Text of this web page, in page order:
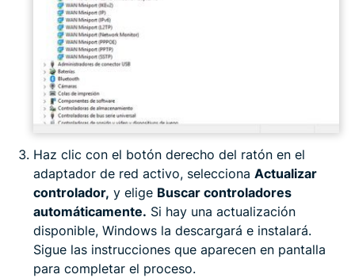
Haz clic con el botón derecho del ratón en el
adaptador de red activo, selecciona Actualizar
controlador, y elige Buscar controladores
automáticamente. Si hay una actualización
disponible, Windows la descargará e instalará.
Sigue las instrucciones que aparecen en pantalla
para completar el proceso.